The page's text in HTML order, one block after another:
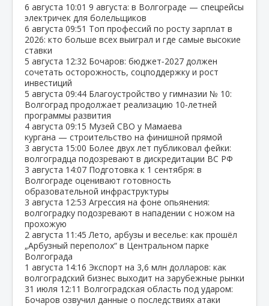
6 августа 10:01 9 августа: в Волгограде — спецрейсы
электричек для болельщиков
6 августа 09:51 Топ профессий по росту зарплат в
2026: кто больше всех выиграл и где самые высокие
ставки
5 августа 12:32 Бочаров: бюджет‑2027 должен
сочетать осторожность, соцподдержку и рост
инвестиций
5 августа 09:44 Благоустройство у гимназии № 10:
Волгоград продолжает реализацию 10‑летней
программы развития
4 августа 09:15 Музей СВО у Мамаева
кургана — строительство на финишной прямой
3 августа 15:00 Более двух лет публиковал фейки:
волгоградца подозревают в дискредитации ВС РФ
3 августа 14:07 Подготовка к 1 сентября: в
Волгограде оценивают готовность
образовательной инфраструктуры
3 августа 12:53 Агрессия на фоне опьянения:
волгоградку подозревают в нападении с ножом на
прохожую
2 августа 11:45 Лето, арбузы и веселье: как прошёл
„Арбузный переполох“ в Центральном парке
Волгограда
1 августа 14:16 Экспорт на 3,6 млн долларов: как
волгоградский бизнес выходит на зарубежные рынки
31 июля 12:11 Волгоградская область под ударом:
Бочаров озвучил данные о последствиях атаки